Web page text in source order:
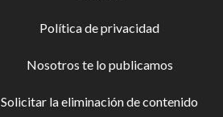
Política de privacidad
Nosotros te lo publicamos
Solicitar la eliminación de contenido